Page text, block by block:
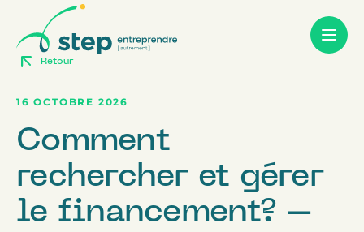
content
Retour
16 OCTOBRE 2026
Comment
rechercher et gérer
le financement? –